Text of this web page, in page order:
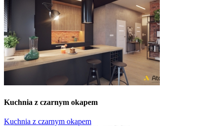
Kuchnia z czarnym okapem
Kuchnia z czarnym okapem